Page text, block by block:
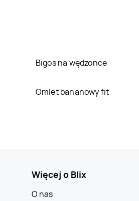
Bigos na wędzonce
Omlet bananowy fit
Więcej o Blix
O nas